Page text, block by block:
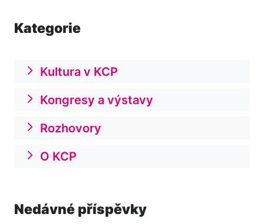
Kategorie
Kultura v KCP
Kongresy a výstavy
Rozhovory
O KCP
Nedávné příspěvky